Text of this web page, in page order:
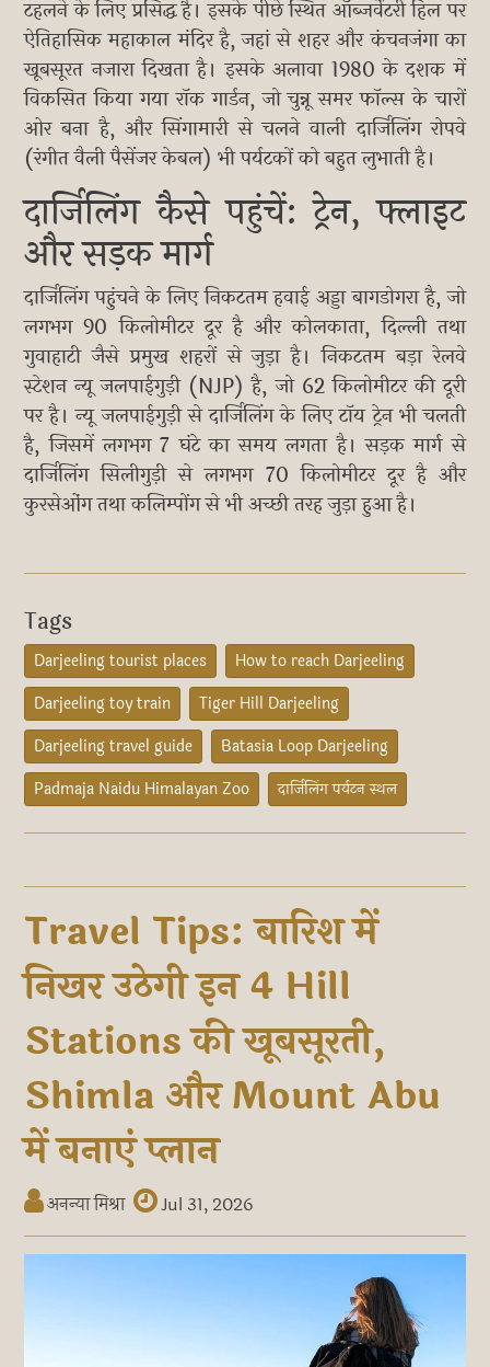
टहलने के लिए प्रसिद्ध है। इसके पीछे स्थित ऑब्जर्वेटरी हिल पर
ऐतिहासिक महाकाल मंदिर है, जहां से शहर और कंचनजंगा का
खूबसूरत नजारा दिखता है। इसके अलावा 1980 के दशक में
विकसित किया गया रॉक गार्डन, जो चुन्नू समर फॉल्स के चारों
ओर बना है, और सिंगामारी से चलने वाली दार्जिलिंग रोपवे
(रंगीत वैली पैसेंजर केबल) भी पर्यटकों को बहुत लुभाती है।
दार्जिलिंग कैसे पहुंचें: ट्रेन, फ्लाइट
और सड़क मार्ग
दार्जिलिंग पहुंचने के लिए निकटतम हवाई अड्डा बागडोगरा है, जो
लगभग 90 किलोमीटर दूर है और कोलकाता, दिल्ली तथा
गुवाहाटी जैसे प्रमुख शहरों से जुड़ा है। निकटतम बड़ा रेलवे
स्टेशन न्यू जलपाईगुड़ी (NJP) है, जो 62 किलोमीटर की दूरी
पर है। न्यू जलपाईगुड़ी से दार्जिलिंग के लिए टॉय ट्रेन भी चलती
है, जिसमें लगभग 7 घंटे का समय लगता है। सड़क मार्ग से
दार्जिलिंग सिलीगुड़ी से लगभग 70 किलोमीटर दूर है और
कुरसेओंग तथा कलिम्पोंग से भी अच्छी तरह जुड़ा हुआ है।
Tags
Darjeeling tourist places
How to reach Darjeeling
Darjeeling toy train
Tiger Hill Darjeeling
Darjeeling travel guide
Batasia Loop Darjeeling
Padmaja Naidu Himalayan Zoo
दार्जिलिंग पर्यटन स्थल
Travel Tips: बारिश में
निखर उठेगी इन 4 Hill
Stations की खूबसूरती,
Shimla और Mount Abu
में बनाएं प्लान
अनन्या मिश्रा Jul 31, 2026